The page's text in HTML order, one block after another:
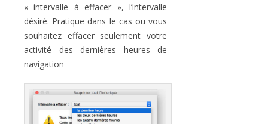
« intervalle à effacer », l’intervalle
désiré. Pratique dans le cas ou vous
souhaitez effacer seulement votre
activité des dernières heures de
navigation